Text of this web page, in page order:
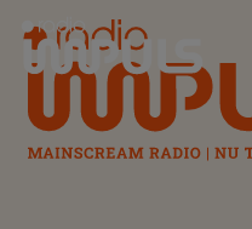
Radio Impuls